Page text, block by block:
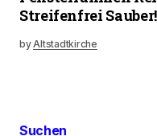
Streifenfrei Sauber!
byAltstadtkirche
Suchen